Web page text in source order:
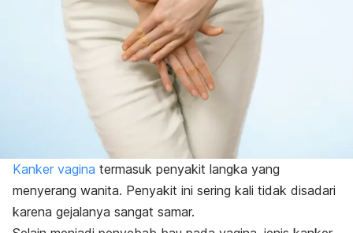
Kanker vagina termasuk penyakit langka yang
menyerang wanita. Penyakit ini sering kali tidak disadari
karena gejalanya sangat samar.